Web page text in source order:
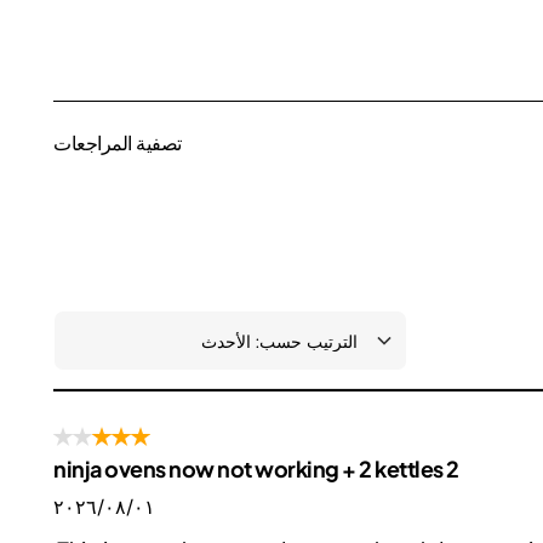
تصفية المراجعات
2 ninja ovens now not working + 2 kettles
٠١‏/٠٨‏/٢٠٢٦